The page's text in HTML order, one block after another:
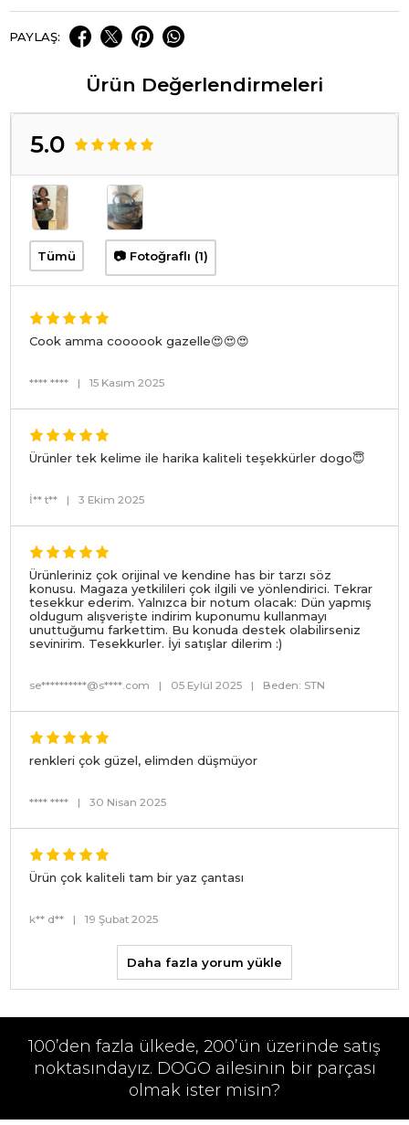
PAYLAŞ:
Ürün Değerlendirmeleri
5.0
Tümü 📷 Fotoğraflı (1)
Cook amma coooook gazelle😍😍😍
**** **** | 15 Kasım 2025
Ürünler tek kelime ile harika kaliteli teşekkürler dogo😇
İ** t** | 3 Ekim 2025
Ürünleriniz çok orijinal ve kendine has bir tarzı söz
konusu. Magaza yetkilileri çok ilgili ve yönlendirici. Tekrar
tesekkur ederim. Yalnızca bir notum olacak: Dün yapmış
oldugum alışverişte indirim kuponumu kullanmayı
unuttuğumu farkettim. Bu konuda destek olabilirseniz
sevinirim. Tesekkurler. İyi satışlar dilerim :)
se**********@s****.com | 05 Eylül 2025 | Beden: STN
renkleri çok güzel, elimden düşmüyor
**** **** | 30 Nisan 2025
Ürün çok kaliteli tam bir yaz çantası
k** d** | 19 Şubat 2025
Daha fazla yorum yükle
100’den fazla ülkede, 200’ün üzerinde satış
noktasındayız. DOGO ailesinin bir parçası
olmak ister misin?